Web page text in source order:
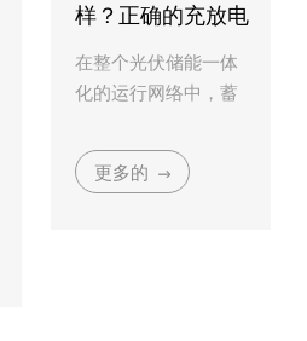
样？正确的充放电
在整个光伏储能一体
化的运行网络中，蓄
准度直接决定了系统
投资回报率的高低。
更多的